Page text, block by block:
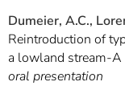
Dumeier, A.C.,
Reintroduction of
a lowland stream-A
oral presentation